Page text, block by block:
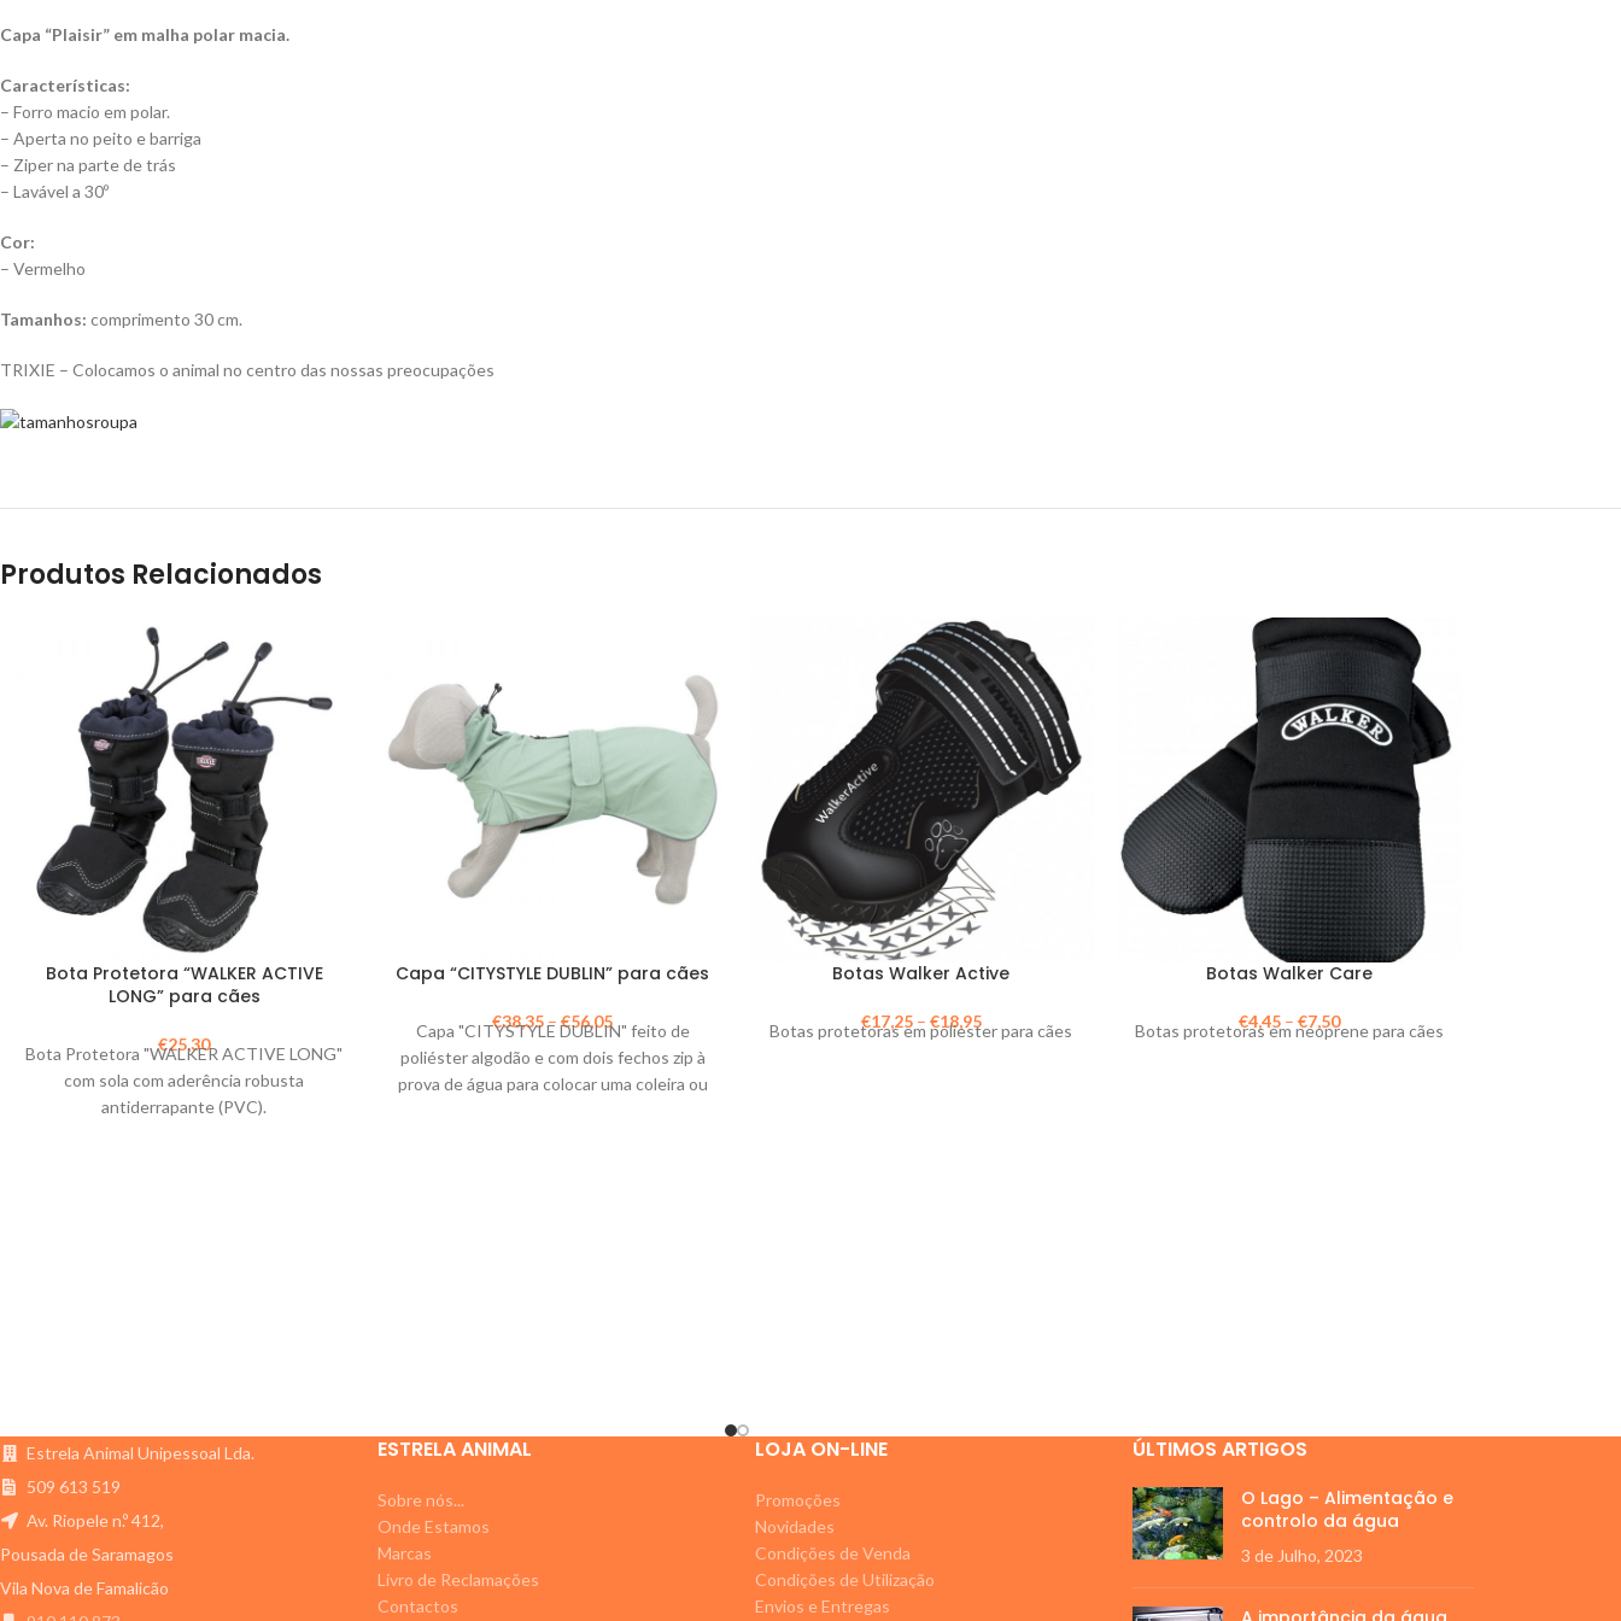
Capa “Plaisir” em malha polar macia.
Características:
– Forro macio em polar.
– Aperta no peito e barriga
– Ziper na parte de trás
– Lavável a 30º
Cor:
– Vermelho
Tamanhos: comprimento 30 cm.
TRIXIE – Colocamos o animal no centro das nossas preocupações
Produtos Relacionados
Bota Protetora “WALKER ACTIVE
LONG” para cães
€25,30
Bota Protetora "WALKER ACTIVE LONG"
com sola com aderência robusta
antiderrapante (PVC).
Capa “CITYSTYLE DUBLIN” para cães
€38,35–€56,05
Capa "CITYSTYLE DUBLIN" feito de
poliéster algodão e com dois fechos zip à
prova de água para colocar uma coleira ou
Botas Walker Active
€17,25– €18,95
Botas protetoras em poliester para cães
Botas Walker Care
€4,45 –€7,50
Botas protetoras em neoprene para cães
Estrela Animal Unipessoal Lda.
509 613 519
Av. Riopele n.º 412,
Pousada de Saramagos
Vila Nova de Famalicão
ESTRELA ANIMAL
Sobre nós...
Onde Estamos
Marcas
Livro de Reclamações
Contactos
LOJA ON-LINE
Promoções
Novidades
Condições de Venda
Condições de Utilização
Envios e Entregas
ÚLTIMOS ARTIGOS
O Lago – Alimentação e
controlo da água
3 de Julho, 2023